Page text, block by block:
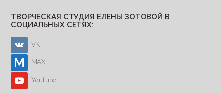
ТВОРЧЕСКАЯ СТУДИЯ ЕЛЕНЫ ЗОТОВОЙ В
СОЦИАЛЬНЫХ СЕТЯХ:
VK
MAX
Youtube